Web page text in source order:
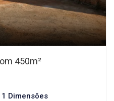
450m²
Dimensões